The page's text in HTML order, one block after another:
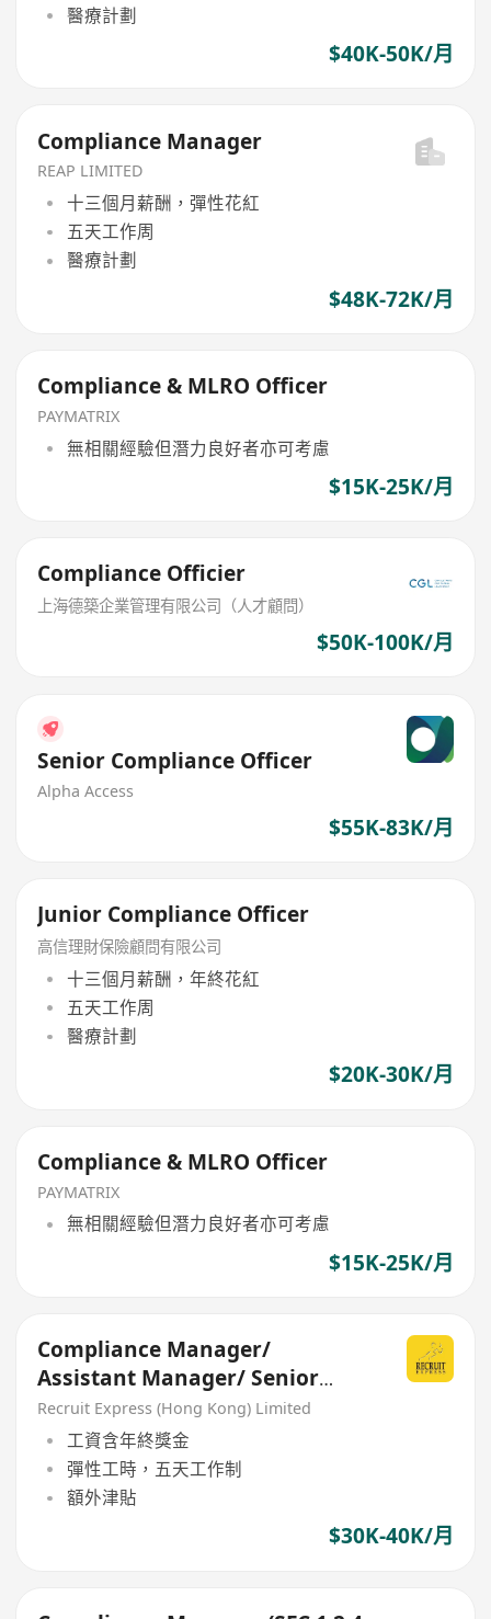
醫療計劃
$40K-50K/月
Compliance Manager
REAP LIMITED
十三個月薪酬，彈性花紅
五天工作周
醫療計劃
$48K-72K/月
Compliance & MLRO Officer
PAYMATRIX
無相關經驗但潛力良好者亦可考慮
$15K-25K/月
Compliance Officier
上海德築企業管理有限公司（人才顧問）
$50K-100K/月
Senior Compliance Officer
Alpha Access
$55K-83K/月
Junior Compliance Officer
高信理財保險顧問有限公司
十三個月薪酬，年終花紅
五天工作周
醫療計劃
$20K-30K/月
Compliance & MLRO Officer
PAYMATRIX
無相關經驗但潛力良好者亦可考慮
$15K-25K/月
Compliance Manager/
Assistant Manager/ Senior
Officer
Recruit Express (Hong Kong) Limited
工資含年終獎金
彈性工時，五天工作制
額外津貼
$30K-40K/月